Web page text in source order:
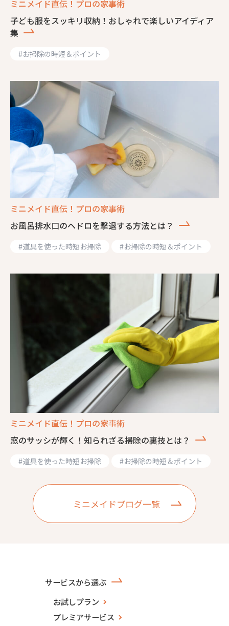
ミニメイド直伝！プロの家事術
子ども服をスッキリ収納！おしゃれで楽しいアイディア
集
#お掃除の時短＆ポイント
ミニメイド直伝！プロの家事術
お風呂排水口のヘドロを撃退する方法とは？
#道具を使った時短お掃除 #お掃除の時短＆ポイント
ミニメイド直伝！プロの家事術
窓のサッシが輝く！知られざる掃除の裏技とは？
#道具を使った時短お掃除 #お掃除の時短＆ポイント
ミニメイドブログ一覧
サービスから選ぶ
お試しプラン
プレミアサービス